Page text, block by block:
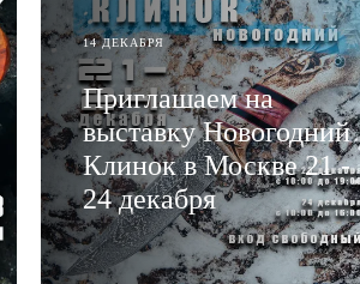
14 ДЕКАБРЯ
Приглашаем на
выставку Новогодний
Клинок в Москве 21 -
24 декабря
ЧИТАТЬ